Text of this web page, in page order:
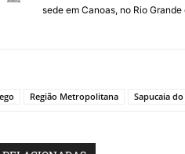
sede em Canoas, no Rio
Região Metropolitana Sapucaia